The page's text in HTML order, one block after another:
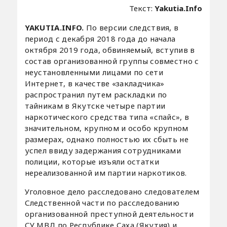
Текст:Yakutia.Info
YAKUTIA.INFO. По версии следствия, в
период с декабря 2018 года до начала
октября 2019 года, обвиняемый, вступив в
состав организованной группы совместно с
неустановленными лицами по сети
Интернет, в качестве «закладчика»
распространил путем раскладки по
тайникам в Якутске четыре партии
наркотического средства типа «спайс», в
значительном, крупном и особо крупном
размерах, однако полностью их сбыть не
успел ввиду задержания сотрудниками
полиции, которые изъяли остатки
нереализованной им партии наркотиков.
Уголовное дело расследовано следователем
Следственной части по расследованию
организованной преступной деятельности
СУ МВД по Республике Саха (Якутия) и